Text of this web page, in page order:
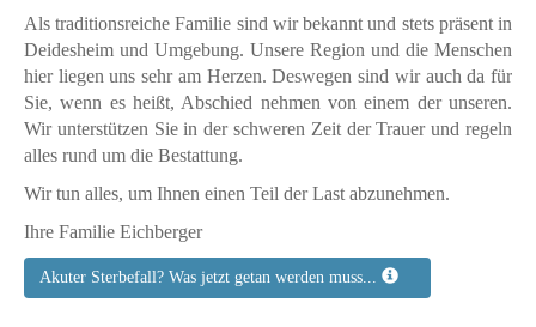
Als traditionsreiche Familie sind wir bekannt und stets präsent in
Deidesheim und Umgebung. Unsere Region und die Menschen
hier liegen uns sehr am Herzen. Deswegen sind wir auch da für
Sie, wenn es heißt, Abschied nehmen von einem der unseren.
Wir unterstützen Sie in der schweren Zeit der Trauer und regeln
alles rund um die Bestattung.
Wir tun alles, um Ihnen einen Teil der Last abzunehmen.
Ihre Familie Eichberger
Akuter Sterbefall? Was jetzt getan werden muss...